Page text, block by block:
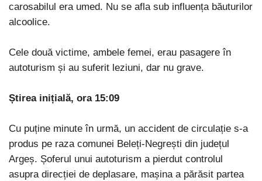
carosabilul era umed. Nu se afla sub influența băuturilor
alcoolice.
Cele două victime, ambele femei, erau pasagere în
autoturism și au suferit leziuni, dar nu grave.
Știrea inițială, ora 15:09
Cu puține minute în urmă, un accident de circulație s-a
produs pe raza comunei Beleți-Negrești din județul
Argeș. Șoferul unui autoturism a pierdut controlul
asupra direcției de deplasare, mașina a părăsit partea